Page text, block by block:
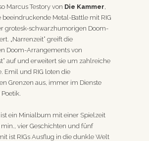
Marcus Testory von Die Kammer,
beeindruckende Metal-Battle mit RIG
grotesk-schwarzhumorigen Doom-
„Narrenzeit“ greift die
Doom-Arrangements von
auf und erweitert sie um zahlreiche
Emil und RIG loten die
Grenzen aus, immer im Dienste
ist ein Minialbum mit einer Spielzeit
vier Geschichten und fünf
ist RIGs Ausflug in die dunkle Welt